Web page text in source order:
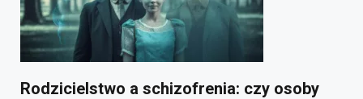
Rodzicielstwo a schizofrenia: czy osoby